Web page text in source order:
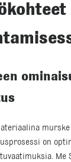
on
Me